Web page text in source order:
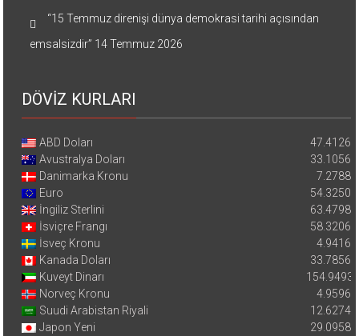
“15 Temmuz direnişi dünya demokrasi tarihi açısından
emsalsizdir” 14 Temmuz 2026
DÖVİZ KURLARI
ABD Doları
47.4126
Avustralya Doları
33.1056
Danimarka Kronu
7.2788
Euro
54.3250
İngiliz Sterlini
63.4798
İsviçre Frangı
58.3206
İsveç Kronu
4.9416
Kanada Doları
33.7856
Kuveyt Dinarı
154.9493
Norveç Kronu
4.9596
Suudi Arabistan Riyali
12.6274
Japon Yeni
29.0958